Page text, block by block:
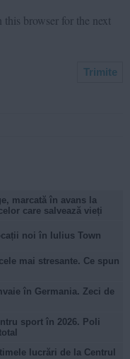
browser for the next
marcată în avans la
care salvează vieți
noi în Iulius Town
mai stresante. Ce spun
în Germania. Zeci de
sport în 2026. Poli
lucrări de la Centrul